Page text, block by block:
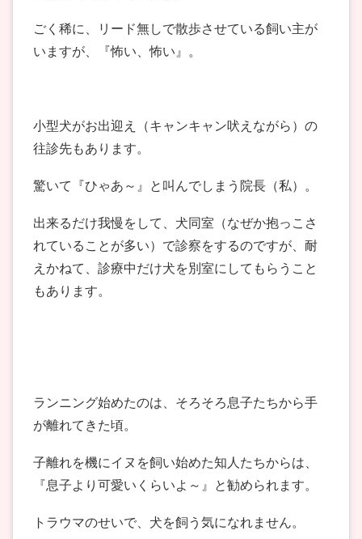
ごく稀に、リード無しで散歩させている飼い主が
いますが、『怖い、怖い』。
小型犬がお出迎え（キャンキャン吠えながら）の
往診先もあります。
驚いて『ひゃあ～』と叫んでしまう院長（私）。
出来るだけ我慢をして、犬同室（なぜか抱っこさ
れていることが多い）で診察をするのですが、耐
えかねて、診療中だけ犬を別室にしてもらうこと
もあります。
ランニング始めたのは、そろそろ息子たちから手
が離れてきた頃。
子離れを機にイヌを飼い始めた知人たちからは、
『息子より可愛いくらいよ～』と勧められます。
トラウマのせいで、犬を飼う気になれません。